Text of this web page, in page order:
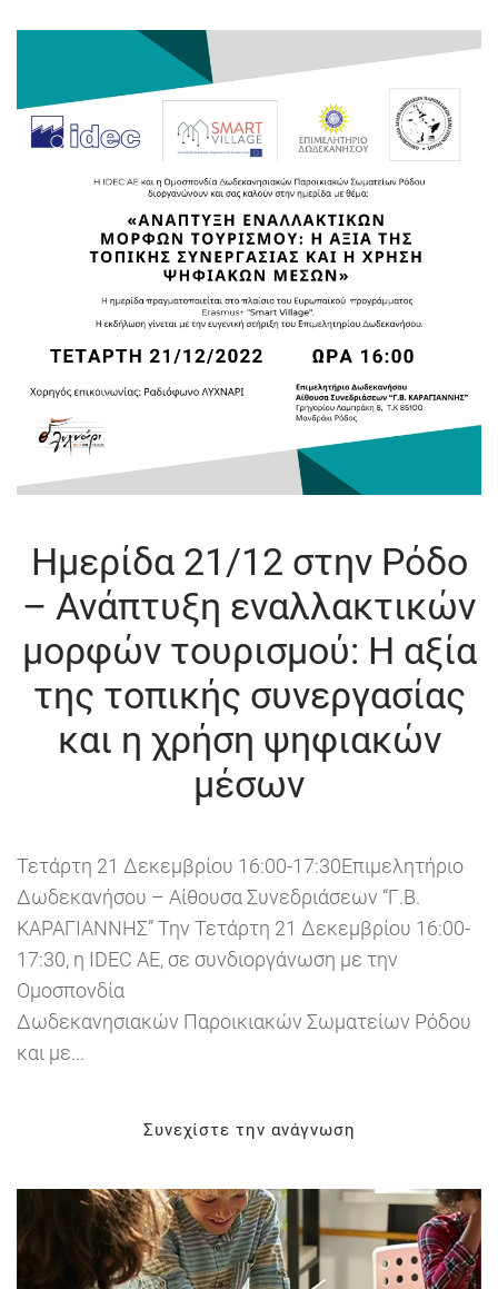
Ημερίδα 21/12 στην Ρόδο
– Ανάπτυξη εναλλακτικών
μορφών τουρισμού: H αξία
της τοπικής συνεργασίας
και η χρήση ψηφιακών
μέσων
Τετάρτη 21 Δεκεμβρίου 16:00-17:30Επιμελητήριο
Δωδεκανήσου – Αίθουσα Συνεδριάσεων “Γ.Β.
ΚΑΡΑΓΙΑΝΝΗΣ” Την Τετάρτη 21 Δεκεμβρίου 16:00-
17:30, η IDEC AE, σε συνδιοργάνωση με την
Ομοσπονδία
Δωδεκανησιακών Παροικιακών Σωματείων Ρόδου
και με...
Συνεχίστε την ανάγνωση